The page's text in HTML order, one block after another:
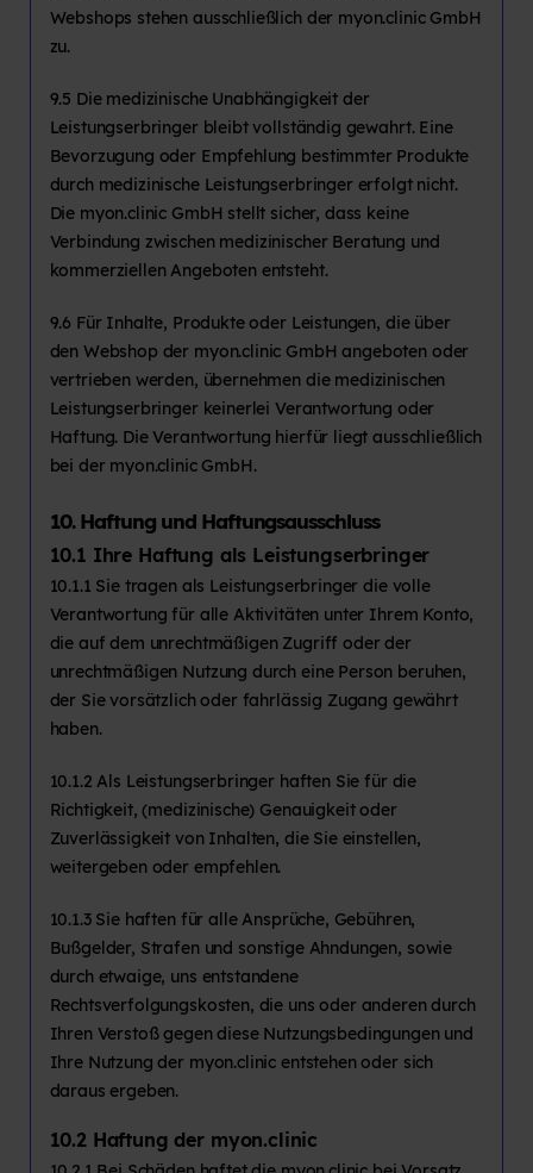
Webshops stehen ausschließlich der myon.clinic GmbH
zu.
9.5 Die medizinische Unabhängigkeit der
Leistungserbringer bleibt vollständig gewahrt. Eine
Bevorzugung oder Empfehlung bestimmter Produkte
durch medizinische Leistungserbringer erfolgt nicht.
Die myon.clinic GmbH stellt sicher, dass keine
Verbindung zwischen medizinischer Beratung und
kommerziellen Angeboten entsteht.
9.6 Für Inhalte, Produkte oder Leistungen, die über
den Webshop der myon.clinic GmbH angeboten oder
vertrieben werden, übernehmen die medizinischen
Leistungserbringer keinerlei Verantwortung oder
Haftung. Die Verantwortung hierfür liegt ausschließlich
bei der myon.clinic GmbH.
10. Haftung und Haftungsausschluss
10.1 Ihre Haftung als Leistungserbringer
10.1.1 Sie tragen als Leistungserbringer die volle
Verantwortung für alle Aktivitäten unter Ihrem Konto,
die auf dem unrechtmäßigen Zugriff oder der
unrechtmäßigen Nutzung durch eine Person beruhen,
der Sie vorsätzlich oder fahrlässig Zugang gewährt
haben.
10.1.2 Als Leistungserbringer haften Sie für die
Richtigkeit, (medizinische) Genauigkeit oder
Zuverlässigkeit von Inhalten, die Sie einstellen,
weitergeben oder empfehlen.
10.1.3 Sie haften für alle Ansprüche, Gebühren,
Bußgelder, Strafen und sonstige Ahndungen, sowie
durch etwaige, uns entstandene
Rechtsverfolgungskosten, die uns oder anderen durch
Ihren Verstoß gegen diese Nutzungsbedingungen und
Ihre Nutzung der myon.clinic entstehen oder sich
daraus ergeben.
10.2 Haftung der myon.clinic